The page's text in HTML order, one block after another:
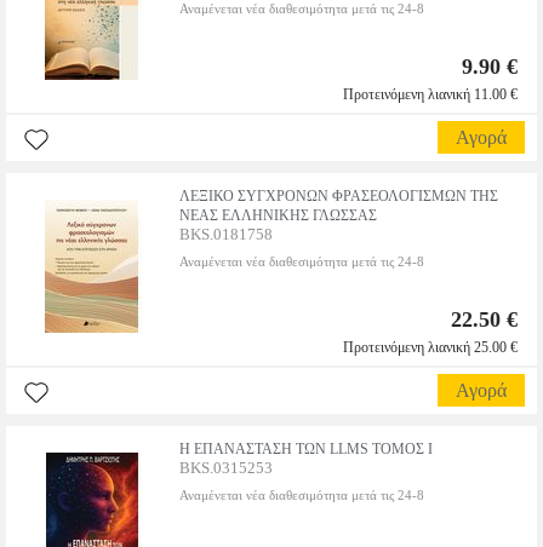
Αναμένεται νέα διαθεσιμότητα μετά τις 24-8
9.90 €
Προτεινόμενη λιανική 11.00 €
Αγορά
ΛΕΞΙΚΟ ΣΥΓΧΡΟΝΩΝ ΦΡΑΣΕΟΛΟΓΙΣΜΩΝ ΤΗΣ
ΝΕΑΣ ΕΛΛΗΝΙΚΗΣ ΓΛΩΣΣΑΣ
BKS.0181758
Αναμένεται νέα διαθεσιμότητα μετά τις 24-8
22.50 €
Προτεινόμενη λιανική 25.00 €
Αγορά
Η ΕΠΑΝΑΣΤΑΣΗ ΤΩΝ LLMS ΤΟΜΟΣ Ι
BKS.0315253
Αναμένεται νέα διαθεσιμότητα μετά τις 24-8